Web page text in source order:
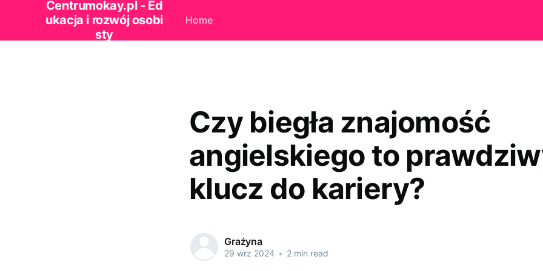
Centrumokay.pl - Ed
ukacja i rozwój osobi
sty
Home
Czy biegła znajomość
angielskiego to
klucz do kariery?
Grażyna
29 wrz 2024 • 2 min read